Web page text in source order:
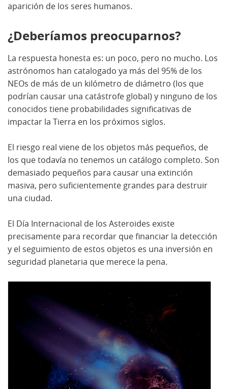
aparición de los seres humanos.
¿Deberíamos preocuparnos?
La respuesta honesta es: un poco, pero no mucho. Los
astrónomos han catalogado ya más del 95% de los
NEOs de más de un kilómetro de diámetro (los que
podrían causar una catástrofe global) y ninguno de los
conocidos tiene probabilidades significativas de
impactar la Tierra en los próximos siglos.
El riesgo real viene de los objetos más pequeños, de
los que todavía no tenemos un catálogo completo. Son
demasiado pequeños para causar una extinción
masiva, pero suficientemente grandes para destruir
una ciudad.
El Día Internacional de los Asteroides existe
precisamente para recordar que financiar la detección
y el seguimiento de estos objetos es una inversión en
seguridad planetaria que merece la pena.